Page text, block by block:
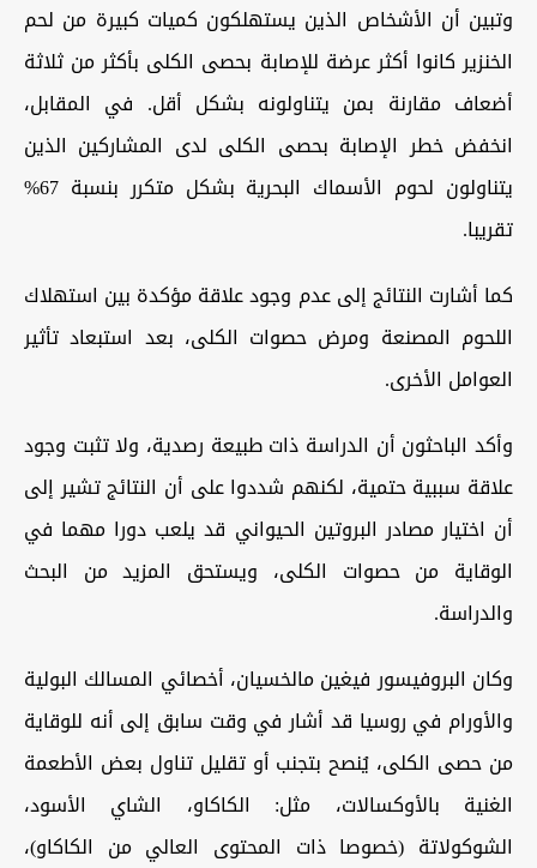
وتبين أن الأشخاص الذين يستهلكون كميات كبيرة من لحم
الخنزير كانوا أكثر عرضة للإصابة بحصى الكلى بأكثر من ثلاثة
أضعاف مقارنة بمن يتناولونه بشكل أقل. في المقابل،
انخفض خطر الإصابة بحصى الكلى لدى المشاركين الذين
يتناولون لحوم الأسماك البحرية بشكل متكرر بنسبة 67%
تقريبا.
كما أشارت النتائج إلى عدم وجود علاقة مؤكدة بين استهلاك
اللحوم المصنعة ومرض حصوات الكلى، بعد استبعاد تأثير
العوامل الأخرى.
وأكد الباحثون أن الدراسة ذات طبيعة رصدية، ولا تثبت وجود
علاقة سببية حتمية، لكنهم شددوا على أن النتائج تشير إلى
أن اختيار مصادر البروتين الحيواني قد يلعب دورا مهما في
الوقاية من حصوات الكلى، ويستحق المزيد من البحث
والدراسة.
وكان البروفيسور فيغين مالخسيان، أخصائي المسالك البولية
والأورام في روسيا قد أشار في وقت سابق إلى أنه للوقاية
من حصى الكلى، يُنصح بتجنب أو تقليل تناول بعض الأطعمة
الغنية بالأوكسالات، مثل: الكاكاو، الشاي الأسود،
الشوكولاتة (خصوصا ذات المحتوى العالي من الكاكاو)،